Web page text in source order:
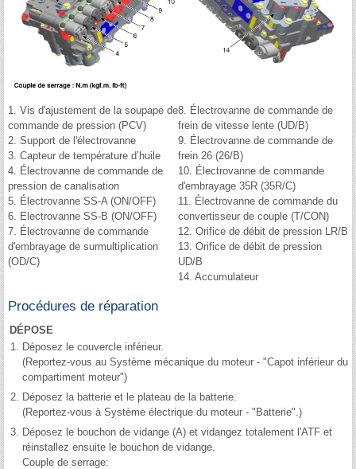
1. Vis d'ajustement de la soupape de
commande de pression (PCV)
2. Support de l'électrovanne
3. Capteur de température d’huile
4. Électrovanne de commande de
pression de canalisation
5. Électrovanne SS-A (ON/OFF)
6. Electrovanne SS-B (ON/OFF)
7. Électrovanne de commande
d'embrayage de surmultiplication
(OD/C)
8. Électrovanne de commande de
frein de vitesse lente (UD/B)
9. Électrovanne de commande de
frein 26 (26/B)
10. Électrovanne de commande
d'embrayage 35R (35R/C)
11. Électrovanne de commande du
convertisseur de couple (T/CON)
12. Orifice de débit de pression LR/B
13. Orifice de débit de pression
UD/B
14. Accumulateur
Procédures de réparation
DÉPOSE
1. Déposez le couvercle inférieur.
(Reportez-vous au Système mécanique du moteur - "Capot inférieur du
compartiment moteur")
2. Déposez la batterie et le plateau de la batterie.
(Reportez-vous à Système électrique du moteur - "Batterie".)
3. Déposez le bouchon de vidange (A) et vidangez totalement l'ATF et
réinstallez ensuite le bouchon de vidange.
Couple de serrage: